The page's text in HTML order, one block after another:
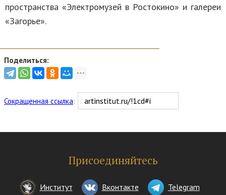
пространства «Электромузей в Ростокино» и галереи
«Загорье».
Поделиться:
Сокращенная ссылка:
Присоединяйтесь
Институт Вконтакте Telegram